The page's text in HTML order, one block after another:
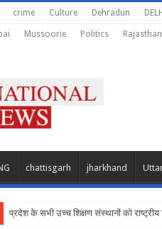
crime Culture Dehradun
Mussoorie Politics Rajasthan
chattisgarh jharkhand
प्रदेश के सभी उच्च शिक्षण संस्थानों को राष्ट्रीय